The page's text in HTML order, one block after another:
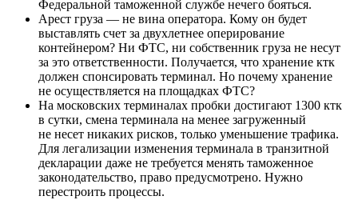
Федеральной таможенной службе нечего бояться.
Арест груза — не вина оператора. Кому он будет
выставлять счет за двухлетнее оперирование
контейнером? Ни ФТС, ни собственник груза не несут
за это ответственности. Получается, что хранение ктк
должен спонсировать терминал. Но почему хранение
не осуществляется на площадках ФТС?
На московских терминалах пробки достигают 1300 ктк
в сутки, смена терминала на менее загруженный
не несет никаких рисков, только уменьшение трафика.
Для легализации изменения терминала в транзитной
декларации даже не требуется менять таможенное
законодательство, право предусмотрено. Нужно
перестроить процессы.